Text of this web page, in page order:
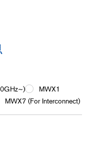
MWX1
MWX7 (For Interconnect)